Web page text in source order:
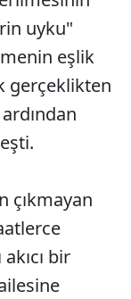
uyku"
eşlik
gerçeklikten
çıkmayan
bir